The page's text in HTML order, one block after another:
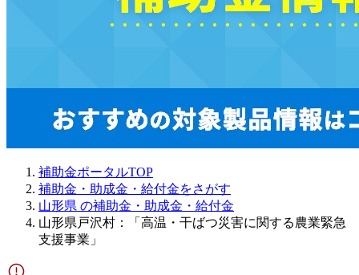
補助金ポータルTOP
補助金・助成金・給付金をさがす
山形県 の補助金・助成金・給付金
山形県戸沢村：「高温・干ばつ災害に関する農業緊急
支援事業」